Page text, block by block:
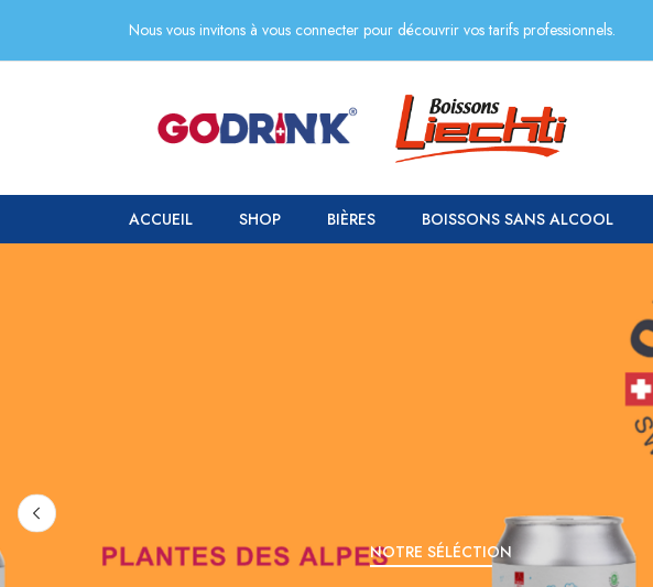
Nous vous invitons à vous connecter pour découvrir vos tarifs professionnels.
ACCUEIL SHOP BIÈRES BOISSONS SANS ALCOOL
NOTRE SÉLÉCTION